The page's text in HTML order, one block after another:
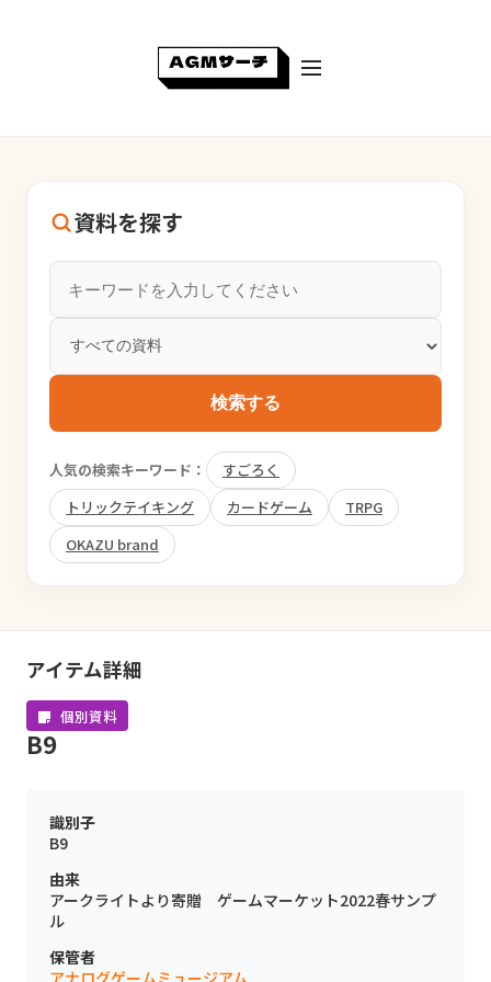
資料を探す
検索する
人気の検索キーワード：
すごろく
トリックテイキング
カードゲーム
TRPG
OKAZU brand
アイテム詳細
個別資料
B9
識別子
B9
由来
アークライトより寄贈 ゲームマーケット2022春サンプ
ル
保管者
アナログゲームミュージアム